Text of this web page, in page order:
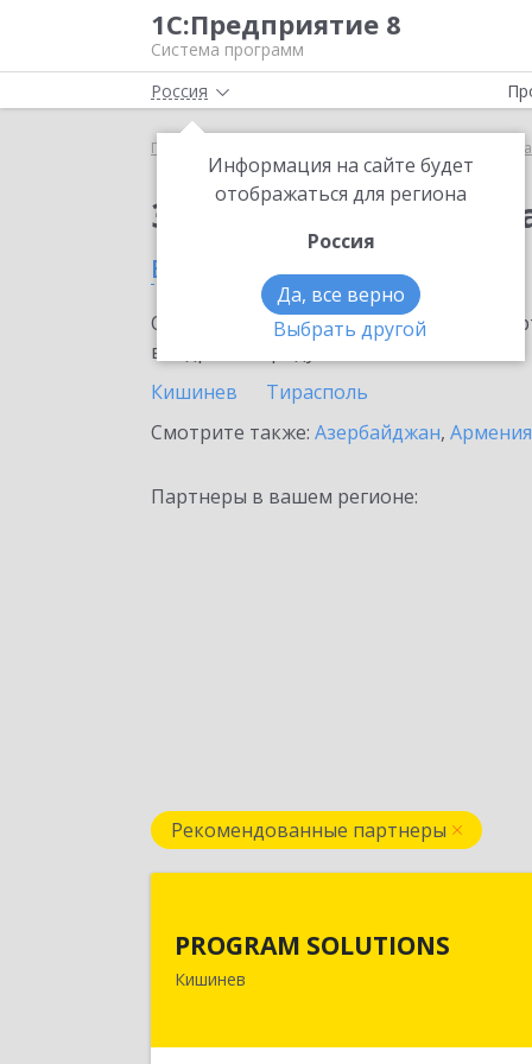
1С:Предприятие 8
Система программ
Россия
Информация на сайте будет
отображаться для региона
Россия
Да, все верно
Выбрать другой
Главная Премиальная
Заказать
в Молдове
Ознакомьтесь с информационными
внедрение продукта.
Кишинев
Тирасполь
Смотрите также: Азербайджан, Армения
Партнеры в вашем регионе:
Рекомендованные партнеры
PROGRAM SOLUTIONS
Кишинев
Кишинев, ул. Н.Зелински 31, оф.44